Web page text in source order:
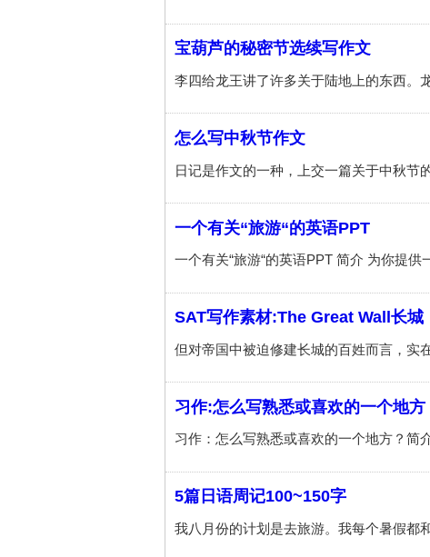
宝葫芦的秘密节选续写作文
怎么写中秋节作文
一个有关“旅游“的英语PPT
SAT写作素材:The Great Wall长城
习作:怎么写熟悉或喜欢的一个地方
5篇日语周记100~150字